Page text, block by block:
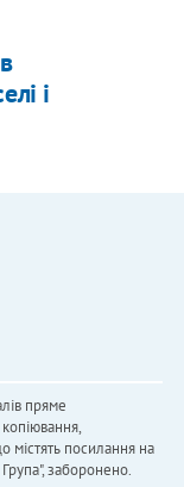
і
пряме
містять посилання на
заборонено.